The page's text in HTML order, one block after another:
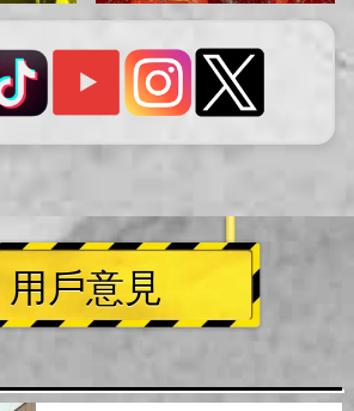
用戶意見